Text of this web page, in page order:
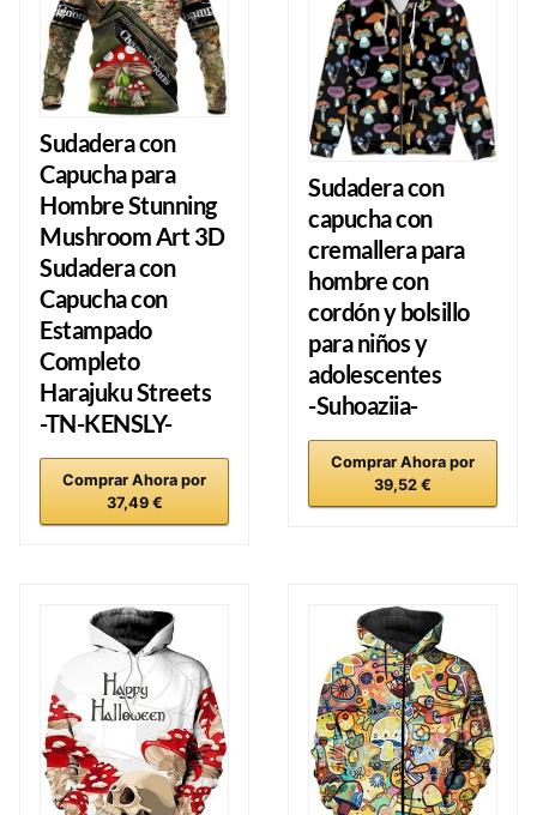
Sudadera con
Capucha para
Hombre Stunning
Mushroom Art 3D
Sudadera con
Capucha con
Estampado
Completo
Harajuku Streets
-TN-KENSLY-
Comprar Ahora por
37,49 €
Sudadera con
capucha con
cremallera para
hombre con
cordón y bolsillo
para niños y
adolescentes
-Suhoaziia-
Comprar Ahora por
39,52 €